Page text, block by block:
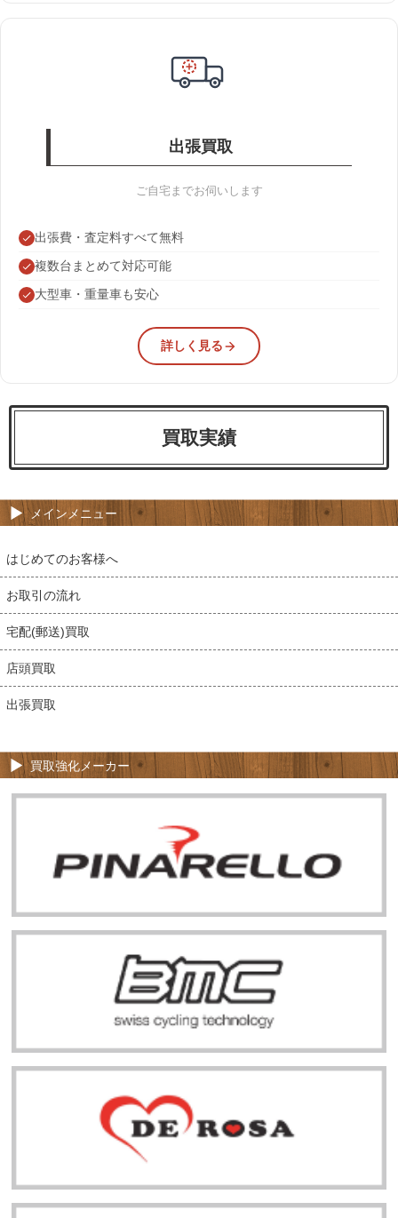
出張買取
ご自宅までお伺いします
出張費・査定料すべて無料
複数台まとめて対応可能
大型車・重量車も安心
詳しく見る
買取実績
メインメニュー
はじめてのお客様へ
お取引の流れ
宅配(郵送)買取
店頭買取
出張買取
買取強化メーカー